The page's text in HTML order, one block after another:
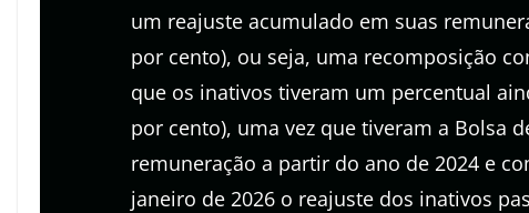
um reajuste acumulado em suas
por cento), ou seja, uma recomposição
que os inativos tiveram um percentual
por cento), uma vez que tiveram a Bolsa
remuneração a partir do ano de 2024 e
janeiro de 2026 o reajuste dos inativos